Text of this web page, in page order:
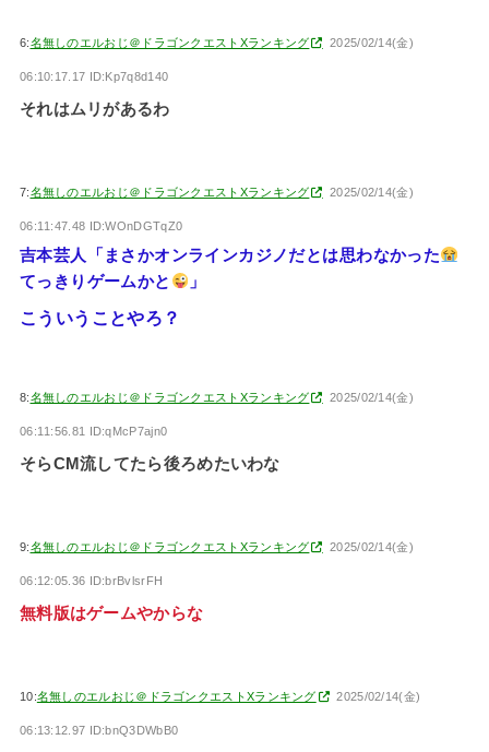
6:名無しのエルおじ＠ドラゴンクエストXランキング 2025/02/14(金)
06:10:17.17 ID:Kp7q8d140
それはムリがあるわ
7:名無しのエルおじ＠ドラゴンクエストXランキング 2025/02/14(金)
06:11:47.48 ID:WOnDGTqZ0
吉本芸人「まさかオンラインカジノだとは思わなかった
てっきりゲームかと
」
こういうことやろ？
8:名無しのエルおじ＠ドラゴンクエストXランキング 2025/02/14(金)
06:11:56.81 ID:qMcP7ajn0
そらCM流してたら後ろめたいわな
9:名無しのエルおじ＠ドラゴンクエストXランキング 2025/02/14(金)
06:12:05.36 ID:brBvlsrFH
無料版はゲームやからな
10:名無しのエルおじ＠ドラゴンクエストXランキング 2025/02/14(金)
06:13:12.97 ID:bnQ3DWbB0